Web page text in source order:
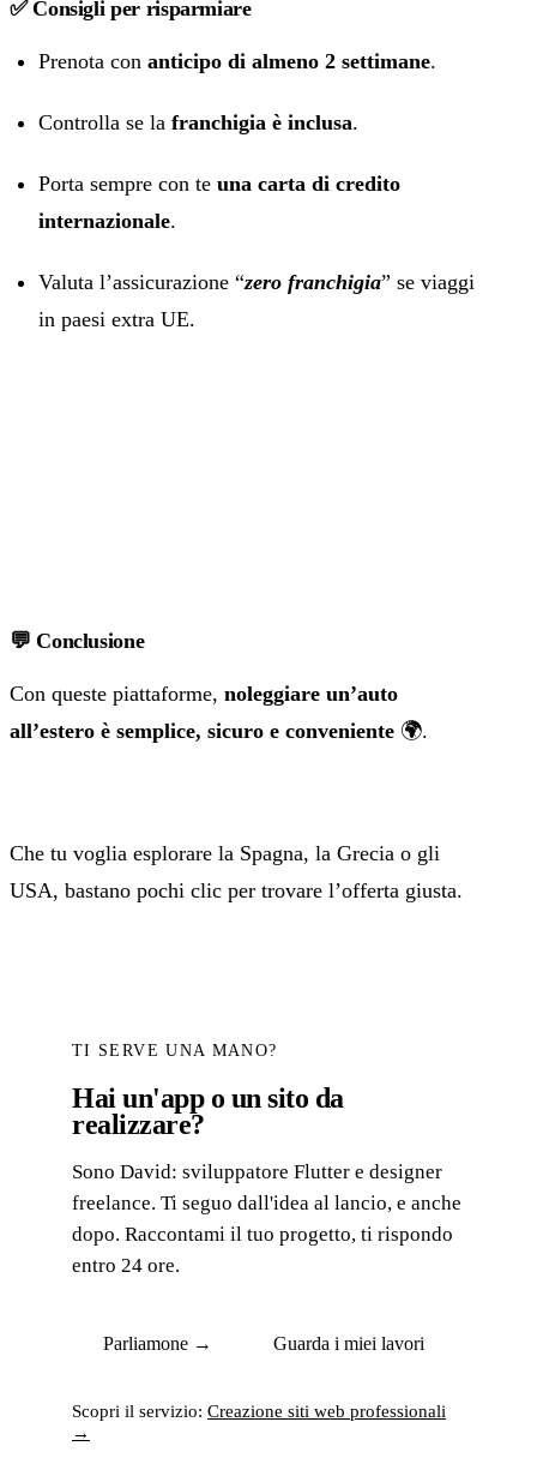
✅ Consigli per risparmiare
Prenota con anticipo di almeno 2 settimane.
Controlla se la franchigia è inclusa.
Porta sempre con te una carta di credito
internazionale.
Valuta l’assicurazione “zero franchigia” se viaggi
in paesi extra UE.
💬 Conclusione
Con queste piattaforme, noleggiare un’auto
all’estero è semplice, sicuro e conveniente 🌍.
Che tu voglia esplorare la Spagna, la Grecia o gli
USA, bastano pochi clic per trovare l’offerta giusta.
TI SERVE UNA MANO?
Hai un'app o un sito da
realizzare?
Sono David: sviluppatore Flutter e designer
freelance. Ti seguo dall'idea al lancio, e anche
dopo. Raccontami il tuo progetto, ti rispondo
entro 24 ore.
Parliamone → Guarda i miei lavori
Scopri il servizio: Creazione siti web professionali
→